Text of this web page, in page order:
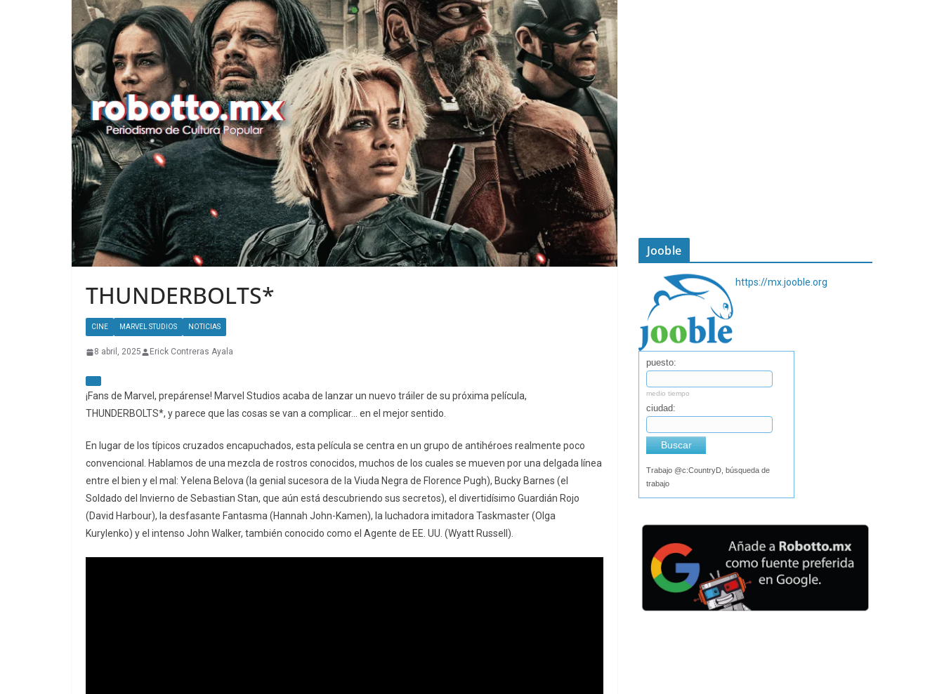
THUNDERBOLTS*
CINE MARVEL STUDIOS NOTICIAS
8 abril, 2025 Erick Contreras Ayala
¡Fans de Marvel, prepárense! Marvel Studios acaba de lanzar un nuevo tráiler de su próxima película,
THUNDERBOLTS*, y parece que las cosas se van a complicar… en el mejor sentido.
En lugar de los típicos cruzados encapuchados, esta película se centra en un grupo de antihéroes realmente poco
convencional. Hablamos de una mezcla de rostros conocidos, muchos de los cuales se mueven por una delgada línea
entre el bien y el mal: Yelena Belova (la genial sucesora de la Viuda Negra de Florence Pugh), Bucky Barnes (el
Soldado del Invierno de Sebastian Stan, que aún está descubriendo sus secretos), el divertidísimo Guardián Rojo
(David Harbour), la desfasante Fantasma (Hannah John-Kamen), la luchadora imitadora Taskmaster (Olga
Kurylenko) y el intenso John Walker, también conocido como el Agente de EE. UU. (Wyatt Russell).
Jooble
https://mx.jooble.org
puesto:
medio tiempo
ciudad:
Buscar
Trabajo @c:CountryD, búsqueda de
trabajo